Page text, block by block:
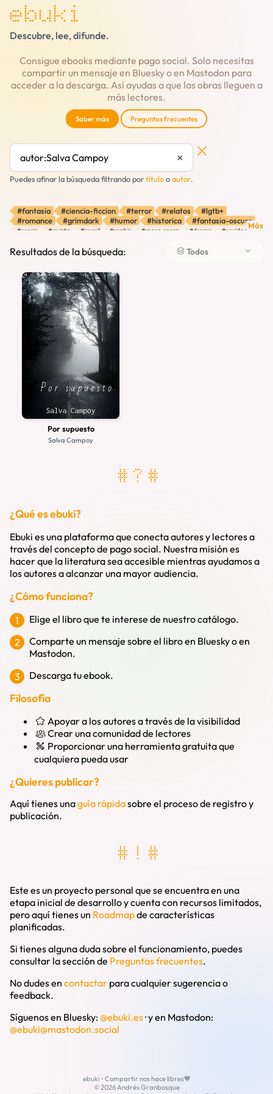
ebuki
Descubre, lee, difunde.
Consigue ebooks mediante pago social. Solo necesitas
compartir un mensaje en Bluesky o en Mastodon para
acceder a la descarga. Así ayudas a que las obras lleguen a
más lectores.
Saber más Preguntas frecuentes
×
Puedes afinar la búsqueda filtrando portítulooautor.
Más
#fantasia #ciencia-ficcion #terror #relatos
#lgtb+
#romance
#grimdark #humor #historica #fantasia-oscura
#poesia #revista #juvenil #zombis #space-opera #drama
#navidad
#aventura
#misterio #vampiros #verano
#fantasia-historica
#thriller
#robots #psicologico
#antologia
#diario #experimental
#retro
#biografia #erotico #adultos
#ecologia
#weird #filosofia #surreal
#hard-sci-fi
#extraterrestres #ficcion
#gotico
#espacial #espacio
#primer-contacto #fantasia-historica
#contemporaneo #duelo
Resultados de la búsqueda: Todos
Por supuesto
Salva Campoy
# ? #
¿Qué es ebuki?
Ebuki es una plataforma que conecta autores y lectores a
través del concepto de pago social. Nuestra misión es
hacer que la literatura sea accesible mientras ayudamos a
los autores a alcanzar una mayor audiencia.
¿Cómo funciona?
Elige el libro que te interese de nuestro catálogo.
Comparte un mensaje sobre el libro en Bluesky o en
Mastodon.
Descarga tu ebook.
Filosofía
Apoyar a los autores a través de la visibilidad
Crear una comunidad de lectores
Proporcionar una herramienta gratuita que
cualquiera pueda usar
¿Quieres publicar?
Aquí tienes unaguía rápidasobre el proceso de registro y
publicación.
# ! #
Este es un proyecto personal que se encuentra en una
etapa inicial de desarrollo y cuenta con recursos limitados,
pero aquí tienes un Roadmapde características
planificadas.
Si tienes alguna duda sobre el funcionamiento, puedes
consultar la sección de Preguntas frecuentes.
No dudes en contactar para cualquier sugerencia o
feedback.
Síguenos en Bluesky:@ebuki.es·y en Mastodon:
@ebuki@mastodon.social
ebuki • Compartir nos hace libres🧡
© 2026 Andrés Granbosque